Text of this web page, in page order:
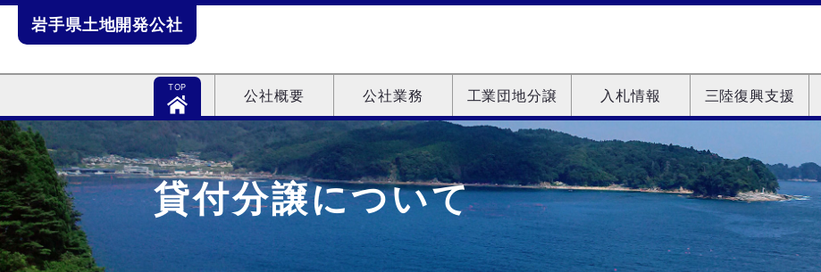
Skip
岩手県土地開発公社
TOP 公社概要 公社業務 工業団地分譲 入札情報 三陸復興支援
貸付分譲について